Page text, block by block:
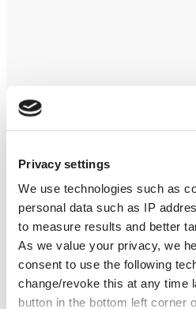
Privacy settings
We use technologies such as
personal data such as IP
to measure results and better
As we value your privacy, we
consent to use the following
change/revoke this at any time
button in the bottom left corner
Cometer errores es una
aprendizaje, y es
expresión oral y